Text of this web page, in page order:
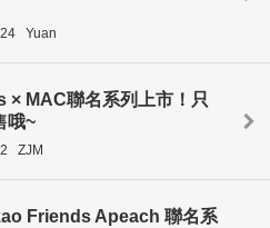
Yuan
× MAC聯名系列上市！只
哦~
ZJM
Friends Apeach 聯名系